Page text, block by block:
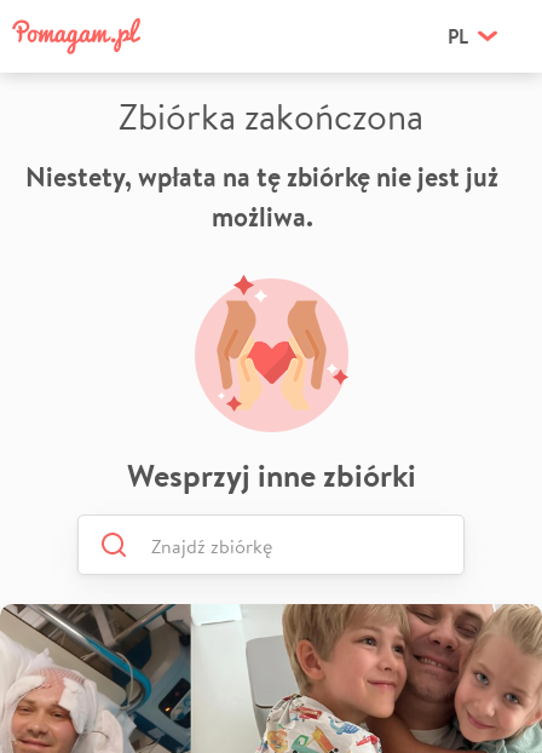
PL
Zbiórka zakończona
Niestety, wpłata na tę zbiórkę nie jest już
możliwa.
Wesprzyj inne zbiórki